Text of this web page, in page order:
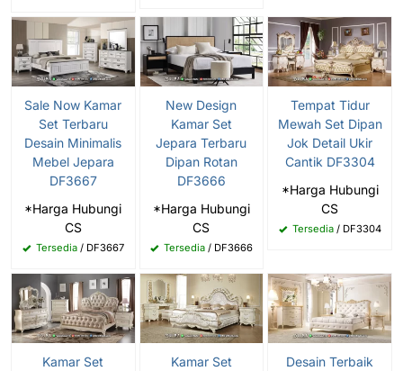
Sale Now Kamar
Set Terbaru
Desain Minimalis
Mebel Jepara
DF3667
*Harga Hubungi
CS
Tersedia/ DF3667
New Design
Kamar Set
Jepara Terbaru
Dipan Rotan
DF3666
*Harga Hubungi
CS
Tersedia/ DF3666
Tempat Tidur
Mewah Set Dipan
Jok Detail Ukir
Cantik DF3304
*Harga Hubungi
CS
Tersedia/ DF3304
Kamar Set
Kamar Set
Desain Terbaik